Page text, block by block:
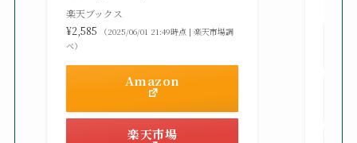
楽天ブックス
¥2,585
（2025/06/01 21:49時点 | 楽天市場調
べ）
Amazon
楽天市場